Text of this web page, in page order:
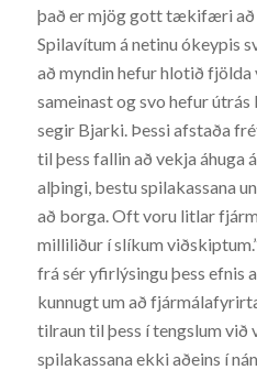
það er mjög gott tækifæri að
Spilavítum á netinu ókeypis
að myndin hefur hlotið fjölda
sameinast og svo hefur
segir Bjarki. Þessi afstaða
til þess fallin að vekja áhuga
alþingi, bestu spilakassana
að borga. Oft voru litlar
milliliður í slíkum
frá sér yfirlýsingu þess efnis
kunnugt um að
tilraun til þess í tengslum við
spilakassana ekki aðeins í